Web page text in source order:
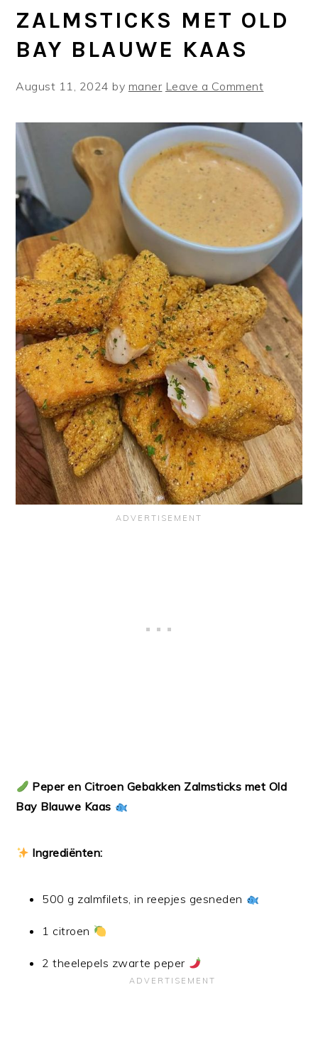
ZALMSTICKS MET OLD
BAY BLAUWE KAAS
August 11, 2024 by maner Leave a Comment
Peper en Citroen Gebakken Zalmsticks met Old
Bay Blauwe Kaas
Ingrediënten:
500 g zalmfilets, in reepjes gesneden
1 citroen
2 theelepels zwarte peper